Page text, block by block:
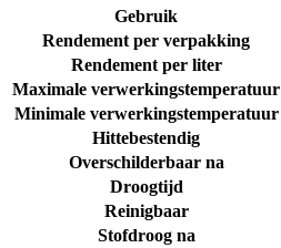
Gebruik
Rendement per verpakking
Rendement per liter
Maximale verwerkingstemperatuur
Minimale verwerkingstemperatuur
Hittebestendig
Overschilderbaar na
Droogtijd
Reinigbaar
Stofdroog na